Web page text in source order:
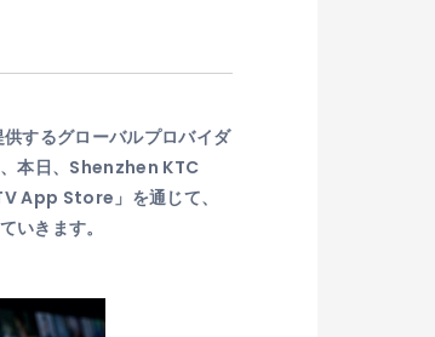
するグローバルプロバイダ
本日、Shenzhen KTC
App Store」を通じて、
いきます。